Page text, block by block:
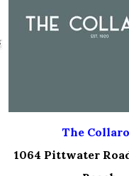
The
1064 Pittwater